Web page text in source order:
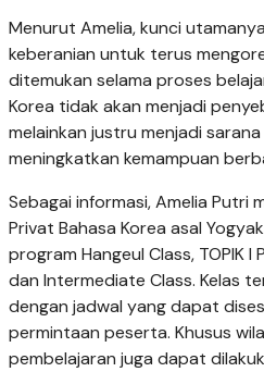
Menurut Amelia, kunci
keberanian untuk terus
ditemukan selama proses
Korea tidak akan menjadi
melainkan justru menjadi
meningkatkan kemampuan
Sebagai informasi, Amelia Putri
Privat Bahasa Korea asal
program Hangeul Class, TOPIK
dan Intermediate Class. Kelas
dengan jadwal yang dapat
permintaan peserta. Khusus
pembelajaran juga dapat